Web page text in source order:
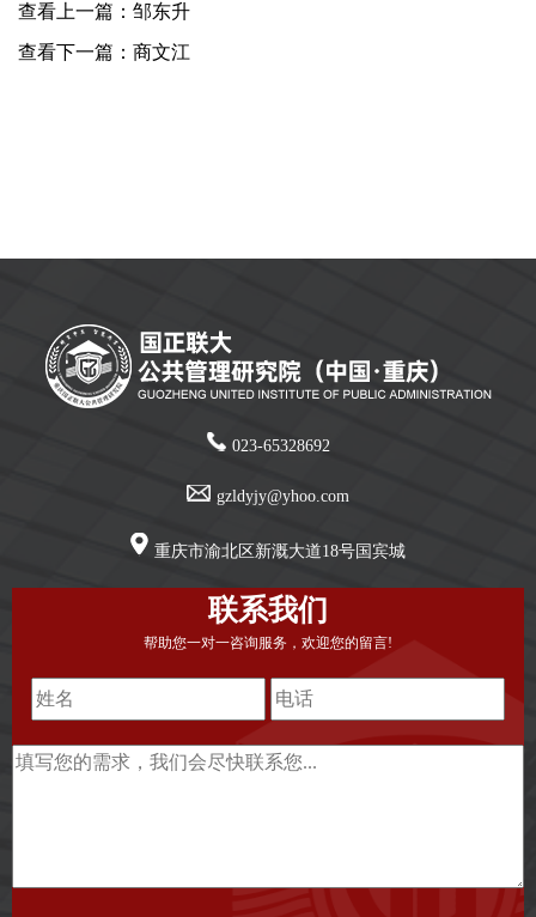
查看上一篇：邹东升
查看下一篇：商文江
023-65328692
gzldyjy@yhoo.com
重庆市渝北区新溉大道18号国宾城
联系我们
帮助您一对一咨询服务，欢迎您的留言!